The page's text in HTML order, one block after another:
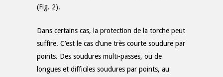
(Fig. 2).
Dans certains cas, la protection de la torche peut
suffire. C’est le cas d’une très courte soudure par
points. Des soudures multi-passes, ou de
longues et difficiles soudures par points, au